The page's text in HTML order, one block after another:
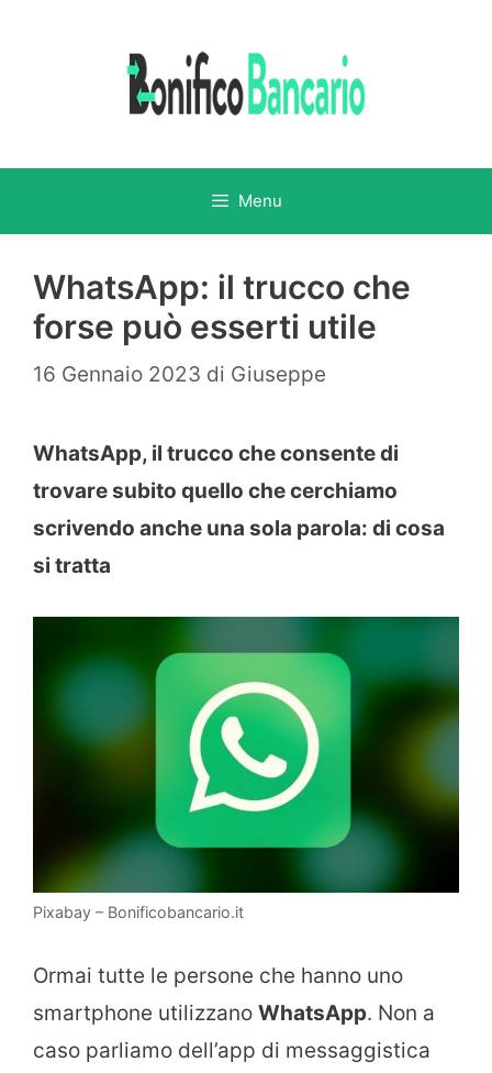
Menu
WhatsApp: il trucco che
forse può esserti utile
16 Gennaio 2023 di Giuseppe
WhatsApp, il trucco che consente di
trovare subito quello che cerchiamo
scrivendo anche una sola parola: di cosa
si tratta
Pixabay – Bonificobancario.it
Ormai tutte le persone che hanno uno
smartphone utilizzano WhatsApp. Non a
caso parliamo dell’app di messaggistica